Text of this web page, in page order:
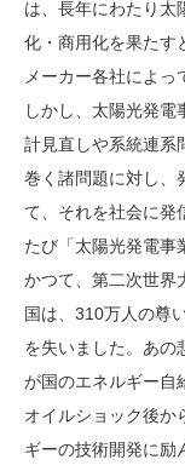
は、長年にわたり太
化・商用化を果たす
メーカー各社によっ
しかし、太陽光発
計見直しや系統連系
巻く諸問題に対し、
て、それを社会に発
たび「太陽光発電事
かつて、第二次世界
国は、310万人の尊
を失いました。あの
が国のエネルギー自
オイルショック後か
ギーの技術開発に励